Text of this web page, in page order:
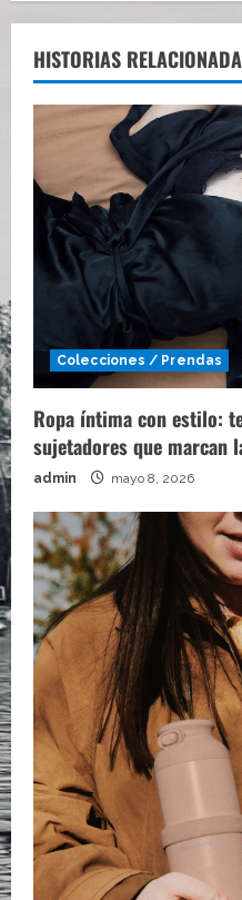
HISTORIAS
Colecciones / Prendas
Ropa íntima con estilo:
sujetadores que marcan
admin mayo 8, 2026